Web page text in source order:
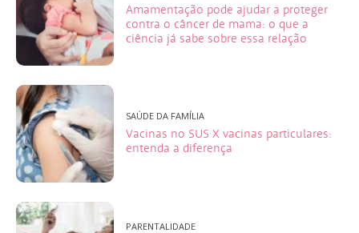
Amamentação pode ajudar a proteger
contra o câncer de mama: o que a
ciência já sabe sobre essa relação
SAÚDE DA FAMÍLIA
Vacinas no SUS X vacinas particulares:
entenda a diferença
PARENTALIDADE